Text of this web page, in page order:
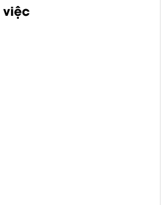
việc